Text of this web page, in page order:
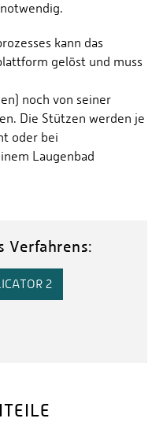
kann das
gelöst und muss
noch von seiner
Die Stützen werden je
oder bei
Laugenbad
Verfahrens:
2